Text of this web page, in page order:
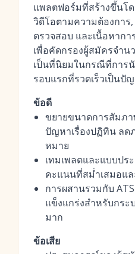
แพลตฟอร์มที่สร้างขึ้นโ
วิดีโอตามความต้องการ
ตรวจสอบ และเนื้อหาก
เพื่อคัดกรองผู้สมัครจำ
เป็นที่นิยมในกรณีที่การ
รอบแรกที่รวดเร็วเป็นปั
ข้อดี
ขยายขนาดการสัมภ
ปัญหาเรื่องปฏิทิน ลด
หมาย
เทมเพลตและแบบปร
คะแนนที่สม่ำเสมอแล
การผสานรวมกับ
แข็งแกร่งสำหรับกร
มาก
ข้อเสีย